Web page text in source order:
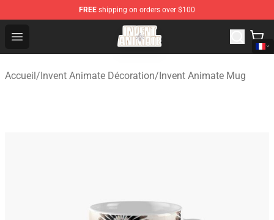
FREE shipping on orders over $100
Open menu
Invent Animate Shop - Official Invent Animate
Accueil/Invent Animate Décoration/Invent Animate Mug